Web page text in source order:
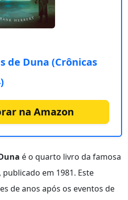
de Duna (Crônicas
na Amazon
é o quarto livro da famosa
, publicado em 1981. Este
de anos após os eventos de